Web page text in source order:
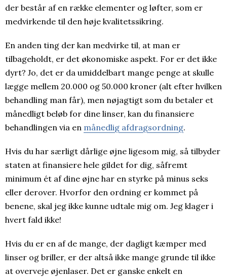
der består af en række elementer og løfter, som er
medvirkende til den høje kvalitetssikring.
En anden ting der kan medvirke til, at man er
tilbageholdt, er det økonomiske aspekt. For er det ikke
dyrt? Jo, det er da umiddelbart mange penge at skulle
lægge mellem 20.000 og 50.000 kroner (alt efter hvilken
behandling man får), men nøjagtigt som du betaler et
månedligt beløb for dine linser, kan du finansiere
behandlingen via en månedlig afdragsordning.
Hvis du har særligt dårlige øjne ligesom mig, så tilbyder
staten at finansiere hele gildet for dig, såfremt
minimum ét af dine øjne har en styrke på minus seks
eller derover. Hvorfor den ordning er kommet på
benene, skal jeg ikke kunne udtale mig om. Jeg klager i
hvert fald ikke!
Hvis du er en af de mange, der dagligt kæmper med
linser og briller, er der altså ikke mange grunde til ikke
at overveje øjenlaser. Det er ganske enkelt en